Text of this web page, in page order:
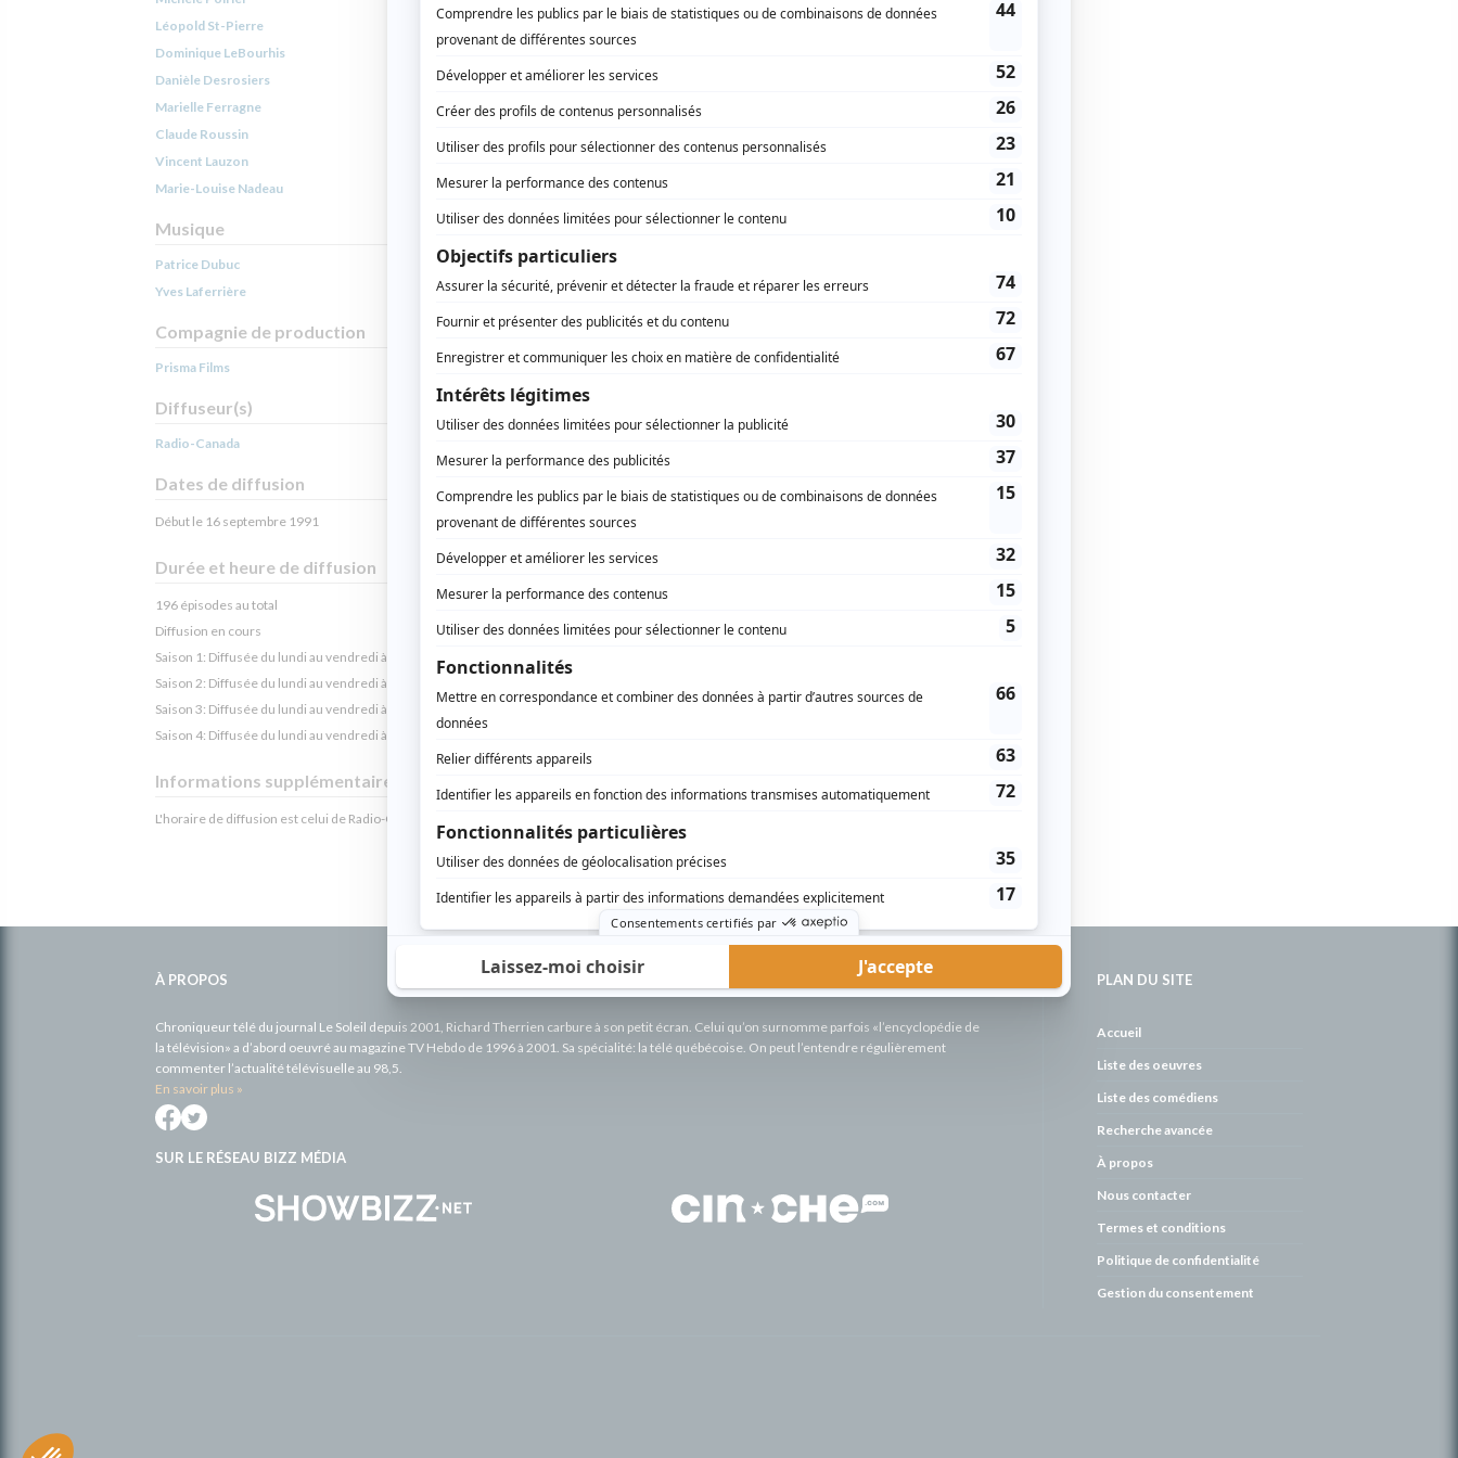
Léopold St-Pierre
Dominique LeBourhis
Danièle Desrosiers
Marielle Ferragne
Claude Roussin
Vincent Lauzon
Marie-Louise Nadeau
Musique
Patrice Dubuc
Yves Laferrière
Compagnie de production
Prisma Films
Diffuseur(s)
Radio-Canada
Dates de diffusion
Début le 16 septembre 1991
Durée et heure de diffusion
196 épisodes au total
Diffusion en cours
Saison 1: Diffusée du lundi au vendredi à 10h15
Saison 2: Diffusée du lundi au vendredi à 10h00
Saison 3: Diffusée du lundi au vendredi à 10h00
Saison 4: Diffusée du lundi au vendredi à 08h30
Informations supplémentaires
L'horaire de diffusion est celui de Radio-Canada.
À PROPOS
Chroniqueur télé du journal Le Soleil depuis 2001, Richard Therrien carbure à son petit écran. Celui qu’on surnomme parfois «l’encyclopédie de
la télévision» a d’abord oeuvré au magazine TV Hebdo de 1996 à 2001. Sa spécialité: la télé québécoise. On peut l’entendre régulièrement
commenter l’actualité télévisuelle au 98,5.
En savoir plus »
SUR LE RÉSEAU BIZZ MÉDIA
PLAN DU SITE
Accueil
Liste des oeuvres
Liste des comédiens
Recherche avancée
À propos
Nous contacter
Termes et conditions
Politique de confidentialité
Gestion du consentement